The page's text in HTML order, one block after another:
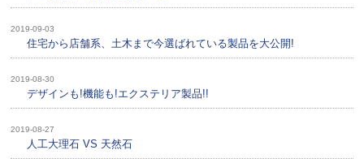
2019-09-03
住宅から店舗系、土木まで今選ばれている製品を大公開!
2019-08-30
デザインも!機能も!エクステリア製品!!
2019-08-27
人工大理石 VS 天然石